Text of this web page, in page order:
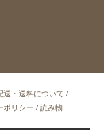
送・送料について /
ポリシー / 読み物